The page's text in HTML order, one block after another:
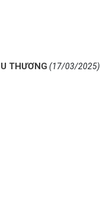
THƯƠNG (17/03/2025)